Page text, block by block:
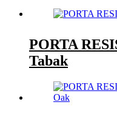
PORTA
Tabak